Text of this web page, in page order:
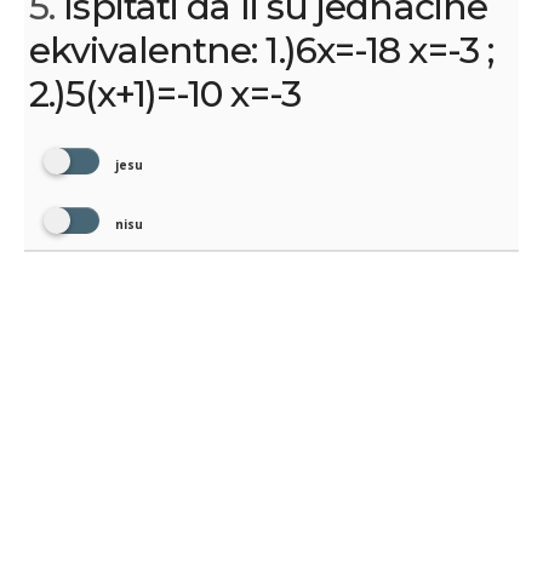
ekvivalentne: 1.)6x=-18 x=-3 ;
2.)5(x+1)=-10 x=-3
jesu
nisu